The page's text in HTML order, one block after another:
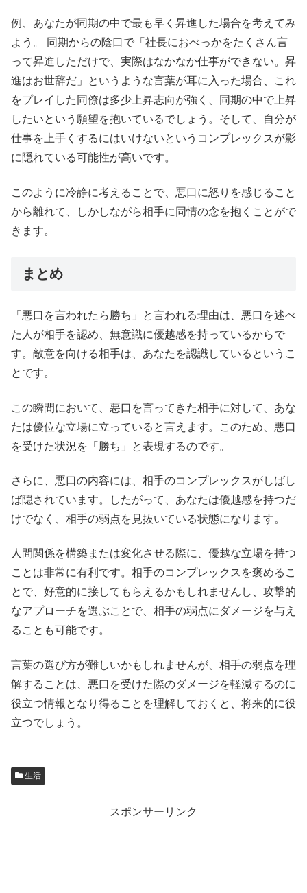
例、あなたが同期の中で最も早く昇進した場合を考えてみ
よう。 同期からの陰口で「社長におべっかをたくさん言
って昇進しただけで、実際はなかなか仕事ができない。昇
進はお世辞だ」というような言葉が耳に入った場合、これ
をプレイした同僚は多少上昇志向が強く、同期の中で上昇
したいという願望を抱いているでしょう。そして、自分が
仕事を上手くするにはいけないというコンプレックスが影
に隠れている可能性が高いです。
このように冷静に考えることで、悪口に怒りを感じること
から離れて、しかしながら相手に同情の念を抱くことがで
きます。
まとめ
「悪口を言われたら勝ち」と言われる理由は、悪口を述べ
た人が相手を認め、無意識に優越感を持っているからで
す。敵意を向ける相手は、あなたを認識しているというこ
とです。
この瞬間において、悪口を言ってきた相手に対して、あな
たは優位な立場に立っていると言えます。このため、悪口
を受けた状況を「勝ち」と表現するのです。
さらに、悪口の内容には、相手のコンプレックスがしばし
ば隠されています。したがって、あなたは優越感を持つだ
けでなく、相手の弱点を見抜いている状態になります。
人間関係を構築または変化させる際に、優越な立場を持つ
ことは非常に有利です。相手のコンプレックスを褒めるこ
とで、好意的に接してもらえるかもしれませんし、攻撃的
なアプローチを選ぶことで、相手の弱点にダメージを与え
ることも可能です。
言葉の選び方が難しいかもしれませんが、相手の弱点を理
解することは、悪口を受けた際のダメージを軽減するのに
役立つ情報となり得ることを理解しておくと、将来的に役
立つでしょう。
生活
スポンサーリンク